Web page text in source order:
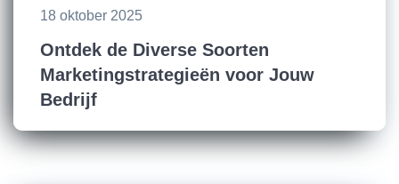
18 oktober 2025
Ontdek de Diverse Soorten
Marketingstrategieën voor Jouw
Bedrijf